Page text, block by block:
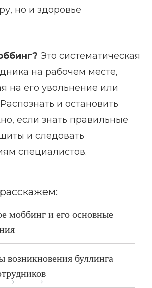
Блог
но и здоровье
Это систематическая
на рабочем месте,
на его увольнение или
и остановить
если знать правильные
и следовать
специалистов.
моббинг и его основные
возникновения буллинга